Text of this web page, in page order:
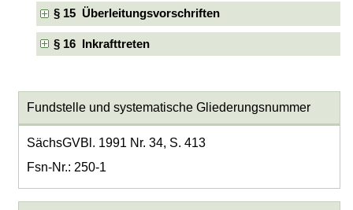
§ 15 Überleitungsvorschriften
§ 16 Inkrafttreten
Fundstelle und systematische Gliederungsnummer
SächsGVBl. 1991 Nr. 34, S. 413
Fsn-Nr.: 250-1